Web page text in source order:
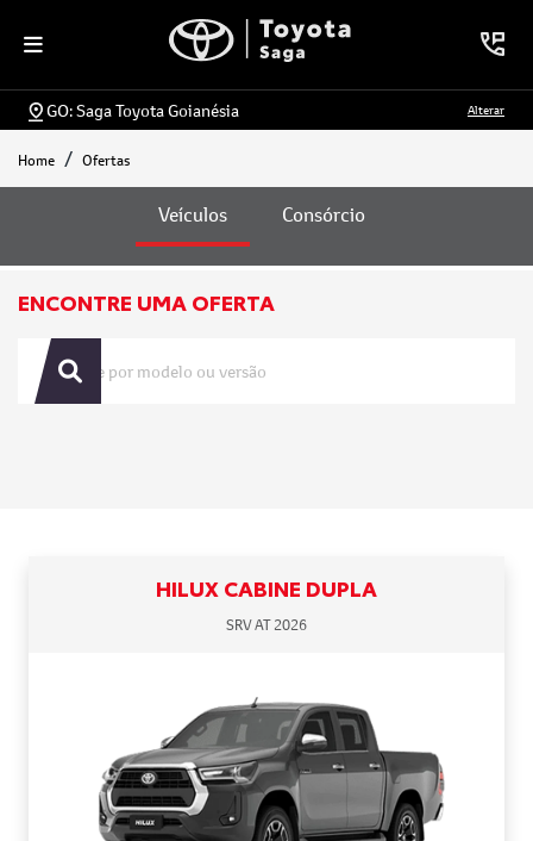
GO: Saga Toyota Goianésia Alterar
Home Ofertas
Veículos Consórcio
Ofertas
ENCONTRE UMA OFERTA
HILUX CABINE DUPLA
SRV AT 2026